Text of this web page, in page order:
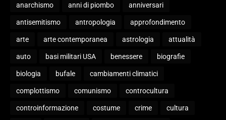
anarchismo anni di piombo anniversari
antisemitismo antropologia approfondimento
arte arte contemporanea astrologia attualità
auto basi militari USA benessere biografie
biologia bufale cambiamenti climatici
complottismo comunismo controcultura
controinformazione costume crime cultura